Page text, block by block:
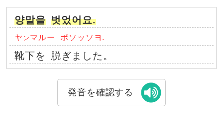
양말을 벗었어요.
ヤ ン マルー ポソッソヨ.
靴下を 脱ぎました。
発音を確認する